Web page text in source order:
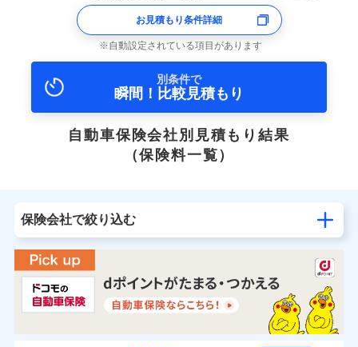
お見積もり条件詳細
自動設定されている項目があります
別条件で
瞬間！比較見積もり
自動車保険会社別見積もり結果
（保険料一覧）
保険会社で絞り込む